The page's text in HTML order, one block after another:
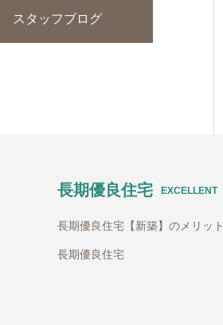
スタッフブログ
長期優良住宅 EXCELLENT
長期優良住宅【新築】のメリット
長期優良住宅